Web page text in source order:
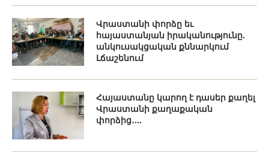
Վրաստանի փորձը եւ
հայաստանյան իրականությունը.
անկուսակցական քննարկում
Լճաշենում
Հայաստանը կարող է դասեր քաղել
Վրաստանի քաղաքական
փորձից․...